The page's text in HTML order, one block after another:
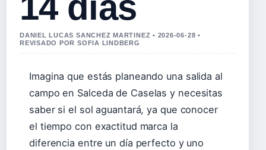
DANIEL LUCAS SANCHEZ MARTINEZ • 2026-06-28 •
REVISADO POR SOFIA LINDBERG
Imagina que estás planeando una salida al
campo en Salceda de Caselas y necesitas
saber si el sol aguantará, ya que conocer
el tiempo con exactitud marca la
diferencia entre un día perfecto y uno